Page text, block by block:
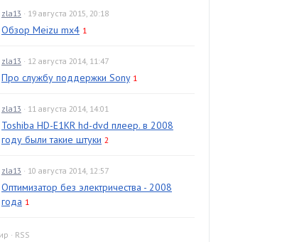
zla13 · 19 августа 2015, 20:18
Обзор Meizu mx4 1
zla13 · 12 августа 2014, 11:47
Про службу поддержки Sony 1
zla13 · 11 августа 2014, 14:01
Toshiba HD-E1KR hd-dvd плеер. в 2008
году были такие штуки 2
zla13 · 10 августа 2014, 12:57
Оптимизатор без электричества - 2008
года 1
· RSS